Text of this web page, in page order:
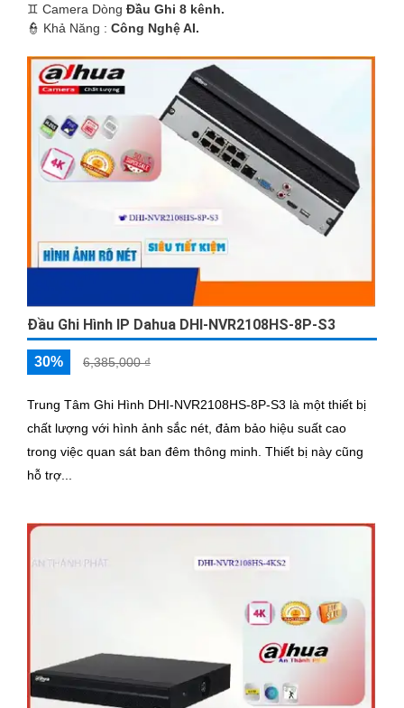
♊ Camera Dòng Đầu Ghi 8 kênh.
️👮 Khả Năng : Công Nghệ AI.
Đầu Ghi Hình IP Dahua DHI-NVR2108HS-8P-S3
30% 6,385,000 ₫
Trung Tâm Ghi Hình DHI-NVR2108HS-8P-S3 là một thiết bị
chất lượng với hình ảnh sắc nét, đảm bảo hiệu suất cao
trong việc quan sát ban đêm thông minh. Thiết bị này cũng
hỗ trợ...